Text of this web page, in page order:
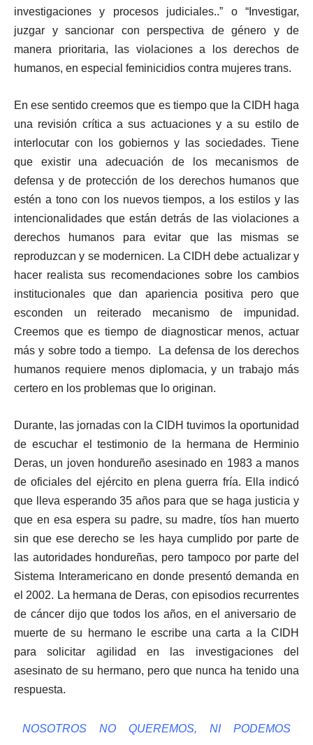
investigaciones y procesos judiciales..” o “Investigar,
juzgar y sancionar con perspectiva de género y de
manera prioritaria, las violaciones a los derechos de
humanos, en especial feminicidios contra mujeres trans.
En ese sentido creemos que es tiempo que la CIDH haga
una revisión crítica a sus actuaciones y a su estilo de
interlocutar con los gobiernos y las sociedades. Tiene
que existir una adecuación de los mecanismos de
defensa y de protección de los derechos humanos que
estén a tono con los nuevos tiempos, a los estilos y las
intencionalidades que están detrás de las violaciones a
derechos humanos para evitar que las mismas se
reproduzcan y se modernicen. La CIDH debe actualizar y
hacer realista sus recomendaciones sobre los cambios
institucionales que dan apariencia positiva pero que
esconden un reiterado mecanismo de impunidad.
Creemos que es tiempo de diagnosticar menos, actuar
más y sobre todo a tiempo. La defensa de los derechos
humanos requiere menos diplomacia, y un trabajo más
certero en los problemas que lo originan.
Durante, las jornadas con la CIDH tuvimos la oportunidad
de escuchar el testimonio de la hermana de Herminio
Deras, un joven hondureño asesinado en 1983 a manos
de oficiales del ejército en plena guerra fría. Ella indicó
que lleva esperando 35 años para que se haga justicia y
que en esa espera su padre, su madre, tíos han muerto
sin que ese derecho se les haya cumplido por parte de
las autoridades hondureñas, pero tampoco por parte del
Sistema Interamericano en donde presentó demanda en
el 2002. La hermana de Deras, con episodios recurrentes
de cáncer dijo que todos los años, en el aniversario de
muerte de su hermano le escribe una carta a la CIDH
para solicitar agilidad en las investigaciones del
asesinato de su hermano, pero que nunca ha tenido una
respuesta.
NOSOTROS NO QUEREMOS, NI PODEMOS